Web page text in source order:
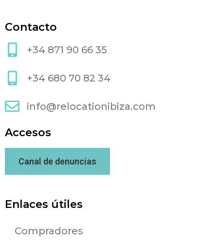
Contacto
+34 871 90 66 35
+34 680 70 82 34
info@relocationibiza.com
Accesos
Canal de denuncias
Enlaces útiles
Compradores